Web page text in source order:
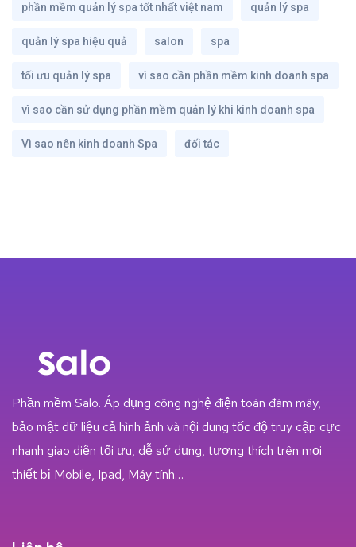
phần mềm quản lý spa tốt nhất việt nam quản lý spa
quản lý spa hiệu quả salon spa
tối ưu quản lý spa vì sao cần phần mềm kinh doanh spa
vì sao cần sử dụng phần mềm quản lý khi kinh doanh spa
Vì sao nên kinh doanh Spa đối tác
Phần mềm Salo. Áp dụng công nghệ điện toán đám mây,
bảo mật dữ liệu cả hình ảnh và nội dung tốc độ truy cập cực
nhanh giao diện tối ưu, dễ sử dụng, tương thích trên mọi
thiết bị Mobile, Ipad, Máy tính…